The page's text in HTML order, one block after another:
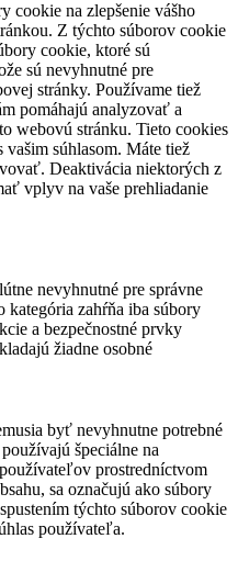
cookie na zlepšenie vášho
Z týchto súborov cookie
cookie, ktoré sú
sú nevyhnutné pre
stránky. Používame tiež
pomáhajú analyzovať a
webovú stránku. Tieto cookies
vašim súhlasom. Máte tiež
Deaktivácia niektorých z
vplyv na vaše prehliadanie
nevyhnutné pre správne
zahŕňa iba súbory
a bezpečnostné prvky
žiadne osobné
byť nevyhnutne potrebné
špeciálne na
prostredníctvom
sa označujú ako súbory
týchto súborov cookie
používateľa.